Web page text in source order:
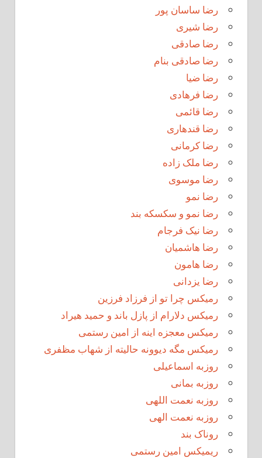
رضا ساسان پور
رضا شیری
رضا صادقی
رضا صادقی بنام
رضا ضیا
رضا فرهادی
رضا قائمی
رضا قندهاری
رضا کرمانی
رضا ملک زاده
رضا موسوی
رضا نمو
رضا نمو و سکسکه بند
رضا نیک فرجام
رضا هاشمیان
رضا هامون
رضا یزدانی
رمیکس چرا تو از فرزاد فرزین
رمیکس دلارام از پازل باند و حمید هیراد
رمیکس معجزه اینه از امین رستمی
رمیکس مگه دیوونه حالیته از شهاب مظفری
روزبه اسماعیلی
روزبه بمانی
روزبه نعمت اللهی
روزبه نعمت الهی
روناک بند
ریمیکس امین رستمی